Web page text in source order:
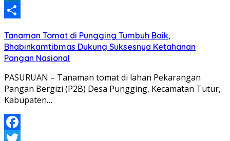
LinkedIn
Tanaman Tomat di Pungging Tumbuh Baik,
Bhabinkamtibmas Dukung Suksesnya Ketahanan
Pangan Nasional
PASURUAN – Tanaman tomat di lahan Pekarangan
Pangan Bergizi (P2B) Desa Pungging, Kecamatan Tutur,
Kabupaten…
Facebook